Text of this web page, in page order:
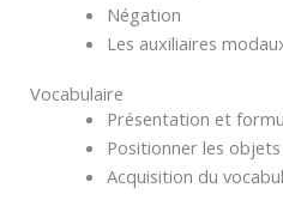
Négation
Les auxiliaires
Vocabulaire
Présentation et
Positionner les objets
Acquisition du